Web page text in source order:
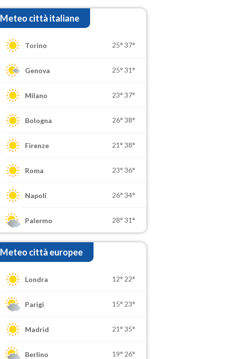
Meteo città italiane
Torino 25° 37°
Genova 25° 31°
Milano 23° 37°
Bologna 26° 38°
Firenze 21° 38°
Roma 23° 36°
Napoli 26° 34°
Palermo 28° 31°
Meteo città europee
Londra 12° 22°
Parigi 15° 23°
Madrid 21° 35°
Berlino 19° 26°